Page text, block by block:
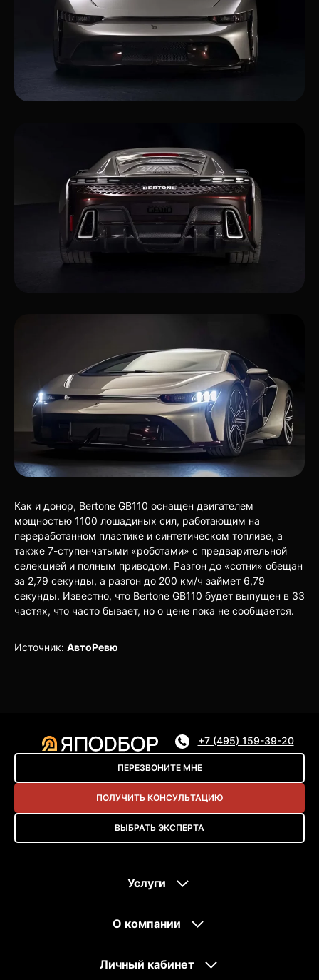
Как и донор, Bertone GB110 оснащен двигателем
мощностью 1100 лошадиных сил, работающим на
переработанном пластике и синтетическом топливе, а
также 7-ступенчатыми «роботами» с предварительной
селекцией и полным приводом. Разгон до «сотни» обещан
за 2,79 секунды, а разгон до 200 км/ч займет 6,79
секунды. Известно, что Bertone GB110 будет выпущен в 33
частях, что часто бывает, но о цене пока не сообщается.
Источник: АвтоРевю
+7 (495) 159-39-20
ПЕРЕЗВОНИТЕ МНЕ
ПОЛУЧИТЬ КОНСУЛЬТАЦИЮ
ВЫБРАТЬ ЭКСПЕРТА
Услуги
О компании
Личный кабинет